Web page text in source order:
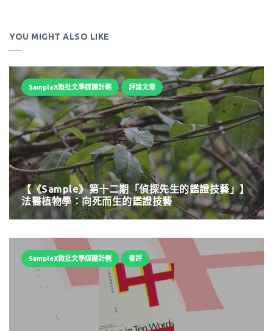
YOU MIGHT ALSO LIKE
SampleX微批文學媒體計劃 評論文章
【《Sample》第十二期「偵探先生的鑑證技藝」】
法醫植物學：向死而生的鑑證技藝
SampleX微批文學媒體計劃 書評